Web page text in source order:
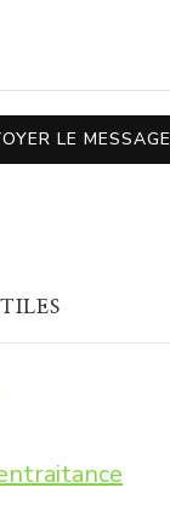
LE MESSAGE